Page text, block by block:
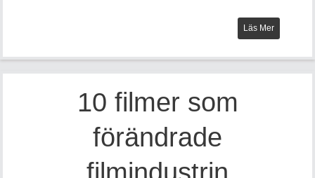
Läs Mer
10 filmer som
förändrade